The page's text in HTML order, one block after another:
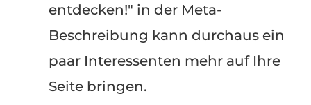
entdecken!" in der Meta-
Beschreibung kann durchaus ein
paar Interessenten mehr auf Ihre
Seite bringen.